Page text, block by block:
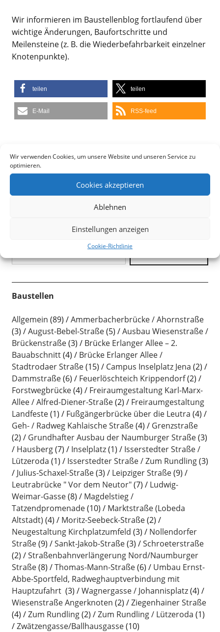
Wir verwenden Cookies, um unsere Website und unseren Service zu
optimieren.
Cookies akzeptieren
Ablehnen
Einstellungen anzeigen
Cookie-Richtlinie
Wir informieren im Baustellenblog fortlaufend über
wichtige Änderungen, Baufortschritte und
Meilensteine (z. B. die Wiederbefahrbarkeit einzelner
Knotenpunkte).
teilen teilen
E-Mail RSS-feed
Baustellen
Allgemein (89)
Ammerbacherbrücke / Ahornstraße
(3)
August-Bebel-Straße(5)
Ausbau Wiesenstraße /
Brückenstraße(3)
Brücke Erlanger Allee – 2.
Bauabschnitt(4)
Brücke Erlanger Allee /
Stadtrodaer Straße(15) Campus Inselplatz Jena (2)
Dammstraße(6) Feuerlöschteich Krippendorf(2)
Forstwegbrücke(4)
Freiraumgestaltung Karl-Marx-
Allee / Alfred-Diener-Straße(2)
Freiraumgestaltung
Landfeste(1) Fußgängerbrücke über die Leutra (4)
Geh- / Radweg Kahlaische Straße(4)
Grenzstraße
(2)
Grundhafter Ausbau der Naumburger Straße(3)
Hausberg(7) Inselplatz(1)
Isserstedter Straße /
Lützeroda (1) Isserstedter Straße / Zum Rundling(3)
Julius-Schaxel-Straße(3) Leipziger Straße(9)
Leutrabrücke " Vor dem Neutor"(7)
Ludwig-
Weimar-Gasse(8)
Magdelstieg /
Tatzendpromenade(10)
Marktstraße (Lobeda
Altstadt) (4) Moritz-Seebeck-Straße(2)
Neugestaltung Kirchplatzumfeld (3)
Nollendorfer
Straße(9) Sankt-Jakob-Straße(3)
Schroeterstraße
(2)
Straßenbahnverlängerung Nord/Naumburger
Straße(8) Thomas-Mann-Straße(6)
Umbau Ernst-
Abbe-Sportfeld, Radweghauptverbindung mit
Hauptzufahrt (3) Wagnergasse / Johannisplatz(4)
Wiesenstraße Angerknoten (2)
Ziegenhainer Straße
(4)
Zum Rundling(2) Zum Rundling / Lützeroda (1)
Zwätzengasse/Ballhausgasse(10)